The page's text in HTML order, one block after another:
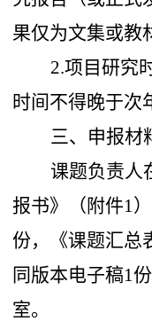
果仅为文集或教
2.项目研究
时间不得晚于次
三、申报材
课题负责人
报书》（附件1
份，《课题汇总
同版本电子稿1
室。